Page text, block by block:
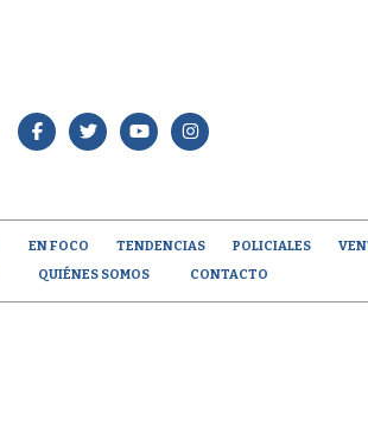
EN FOCO TENDENCIAS POLICIALES
QUIÉNES SOMOS CONTACTO